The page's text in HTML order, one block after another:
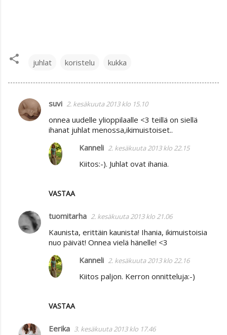
juhlat koristelu kukka
K
o
t
suvi 2. kesäkuuta 2013 klo 15.10
onnea uudelle ylioppilaalle <3 teillä on siellä
ihanat juhlat menossa,ikimuistoiset..
VASTAA
Kanneli 2. kesäkuuta 2013 klo 22.15
Kiitos:-). Juhlat ovat ihania.
tuomitarha 2. kesäkuuta 2013 klo 21.06
Kaunista, erittäin kaunista! Ihania, ikimuistoisia
nuo päivät! Onnea vielä hänelle! <3
VASTAA
Kanneli 2. kesäkuuta 2013 klo 22.16
Kiitos paljon. Kerron onnitteluja:-)
Eerika 3. kesäkuuta 2013 klo 17.46